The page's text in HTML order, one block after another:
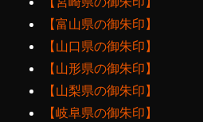
【富山県の御朱印】
【山口県の御朱印】
【山形県の御朱印】
【山梨県の御朱印】
【岐阜県の御朱印】